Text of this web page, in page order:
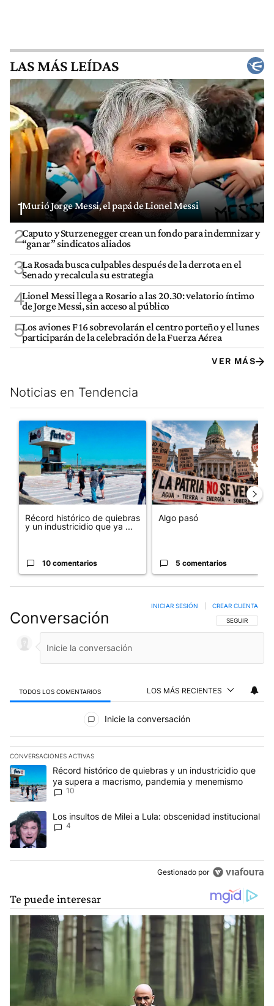
LAS MÁS LEÍDAS
1Murió Jorge Messi, el papá de Lionel Messi
2Caputo y Sturzenegger crean un fondo para indemnizar y
“ganar” sindicatos aliados
3La Rosada busca culpables después de la derrota en el
Senado y recalcula su estrategia
4Lionel Messi llega a Rosario a las 20.30: velatorio íntimo
de Jorge Messi, sin acceso al público
5Los aviones F 16 sobrevolarán el centro porteño y el lunes
participarán de la celebración de la Fuerza Aérea
VER MÁS
Noticias en Tendencia
Este listado muestra los artículos con más comentarios en los
Un artículo de tendencia con el título "Récord histórico de
Récord histórico de quiebras
y un industricidio que ya ...
10 comentarios
Un artículo de tendencia con
Algo pasó
5 comentarios
Conversación SIGA ESTA
SEGUIR
INICIAR SESIÓN CREAR CUENTA
TODOS LOS COMENTARIOS LOS MÁS RECIENTES
Inicie la conversación
CONVERSACIONES ACTIVAS
Este listado muestra los artículos con más comentarios en los
Un artículo de tendencia con el título "Récord histórico de
Récord histórico de quiebras y un industricidio que
ya supera a macrismo, pandemia y menemismo
10
Un artículo de tendencia con el título "Los insultos de Milei a
Los insultos de Milei a Lula: obscenidad institucional
4
Gestionado por